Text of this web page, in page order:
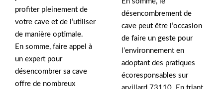
profiter pleinement de
votre cave et de l’utiliser
de manière optimale.
En somme, faire appel à
un expert pour
désencombrer sa cave
offre de nombreux
désencombrement de
cave peut être l’occasion
de faire un geste pour
l’environnement en
adoptant des pratiques
écoresponsables sur